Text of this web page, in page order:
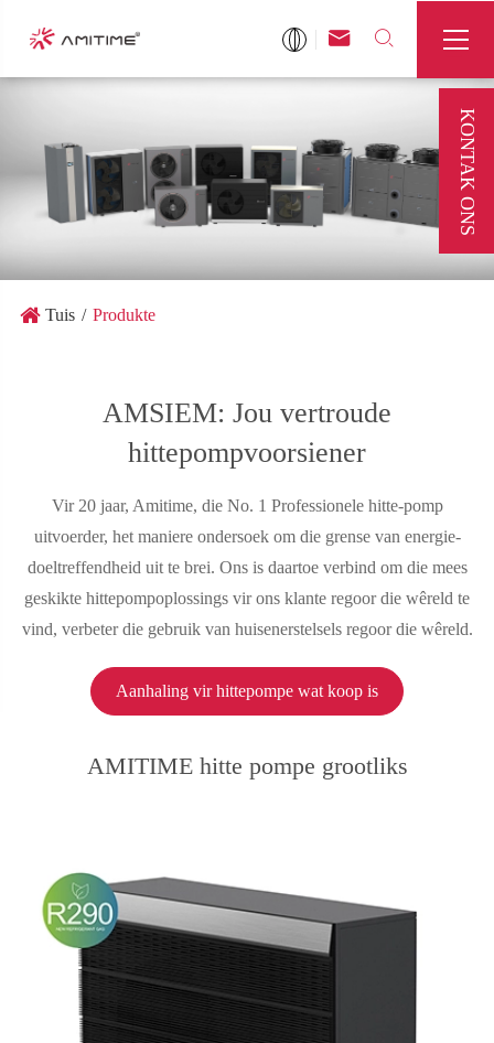
 

Tuis Produkte
AMSIEM: Jou vertroude
hittepompvoorsiener
Vir 20 jaar, Amitime, die No. 1 Professionele hitte-pomp
uitvoerder, het maniere ondersoek om die grense van energie-
doeltreffendheid uit te brei. Ons is daartoe verbind om die mees
geskikte hittepompoplossings vir ons klante regoor die wêreld te
vind, verbeter die gebruik van huisenerstelsels regoor die wêreld.
Aanhaling vir hittepompe wat koop is
AMITIME hitte pompe grootliks
KONTAK ONS